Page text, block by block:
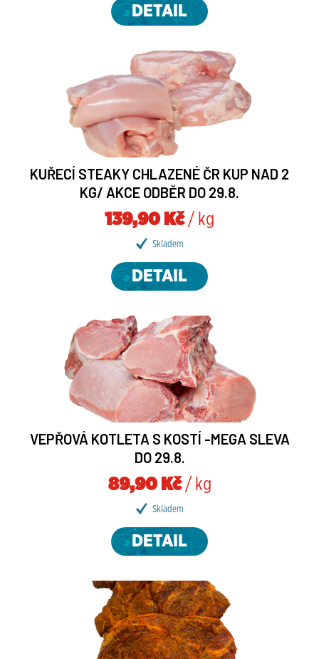
DETAIL
KUŘECÍ STEAKY CHLAZENÉ ČR KUP NAD 2
KG/ AKCE ODBĚR DO 29.8.
139,90 Kč/ kg
Skladem
DETAIL
VEPŘOVÁ KOTLETA S KOSTÍ -MEGA SLEVA
DO 29.8.
89,90 Kč/ kg
Skladem
DETAIL